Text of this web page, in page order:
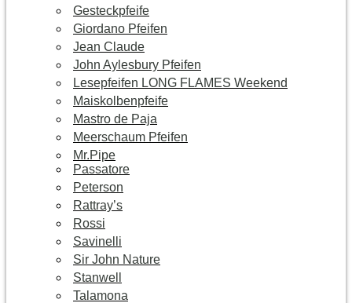
Gesteckpfeife
Giordano Pfeifen
Jean Claude
John Aylesbury Pfeifen
Lesepfeifen LONG FLAMES Weekend
Maiskolbenpfeife
Mastro de Paja
Meerschaum Pfeifen
Mr.Pipe
Passatore
Peterson
Rattray’s
Rossi
Savinelli
Sir John Nature
Stanwell
Talamona